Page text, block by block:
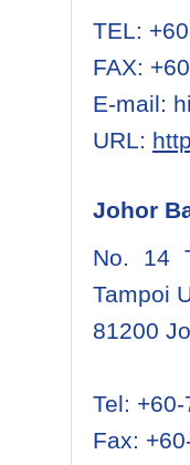
TEL:
FAX:
E-mail:
URL:
Johor
No. 14
Tampoi
81200
Tel:
Fax: